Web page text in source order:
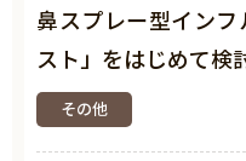
鼻スプレー型イン
スト」をはじめて検
その他